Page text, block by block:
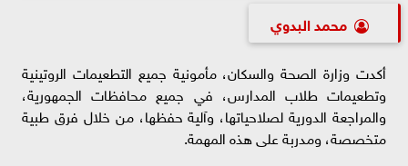
محمد البدوي
أكدت وزارة الصحة والسكان، مأمونية جميع التطعيمات الروتينية
وتطعيمات طلاب المدارس، في جميع محافظات الجمهورية،
والمراجعة الدورية لصلاحياتها، وآلية حفظها، من خلال فرق طبية
متخصصة، ومدربة على هذه المهمة.